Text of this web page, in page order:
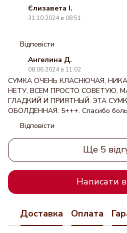
Єлизавета І.
31.10.2024 в 08:51
Відповісти
Ангелина Д.
08.06.2024 в 11:02
СУМКА ОЧЕНЬ КЛАСНЮЧАЯ,
НЕТУ, ВСЕМ ПРОСТО СОВЕТУЮ,
ГЛАДКИЙ И ПРИЯТНЫЙ. ЭТА
ОБОЛДЕННАЯ. 5+++. Спасибо
Відповісти
Ще 5
Написати
Доставка Оплата